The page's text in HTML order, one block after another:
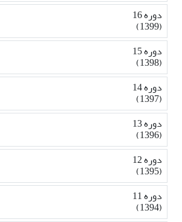
دوره 16
(1399)
دوره 15
(1398)
دوره 14
(1397)
دوره 13
(1396)
دوره 12
(1395)
دوره 11
(1394)